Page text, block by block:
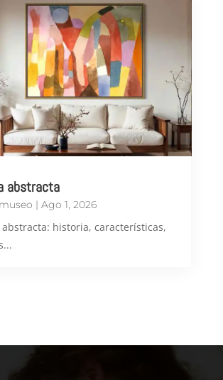
abstracta
| Ago 1, 2026
historia, características,